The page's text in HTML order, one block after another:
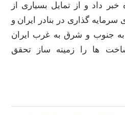
داد و از تمایل بسیاری از
گذاری در بنادر ایران و
به جنوب و شرق به غرب ایران
ها را زمینه ساز تحقق